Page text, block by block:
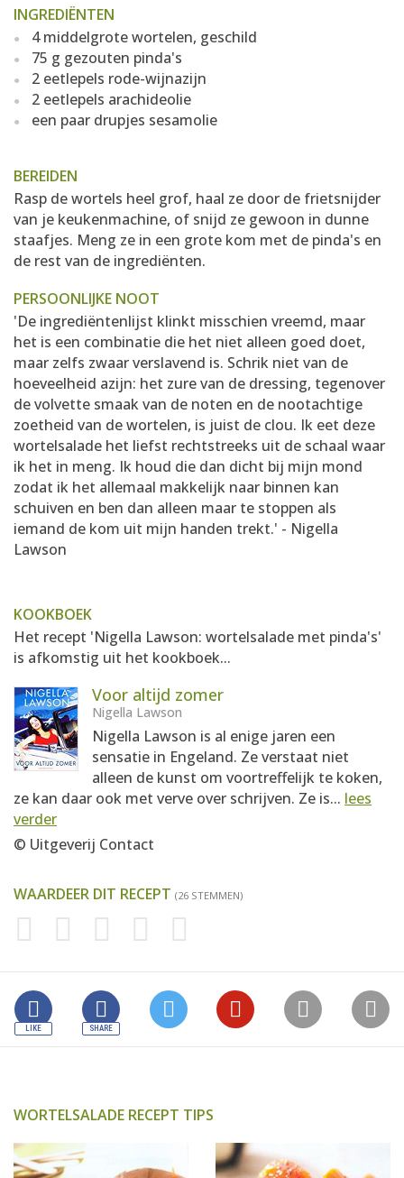
INGREDIËNTEN
4 middelgrote wortelen, geschild
75 g gezouten pinda's
2 eetlepels rode-wijnazijn
2 eetlepels arachideolie
een paar drupjes sesamolie
BEREIDEN
Rasp de wortels heel grof, haal ze door de frietsnijder
van je keukenmachine, of snijd ze gewoon in dunne
staafjes. Meng ze in een grote kom met de pinda's en
de rest van de ingrediënten.
PERSOONLIJKE NOOT
'De ingrediëntenlijst klinkt misschien vreemd, maar
het is een combinatie die het niet alleen goed doet,
maar zelfs zwaar verslavend is. Schrik niet van de
hoeveelheid azijn: het zure van de dressing, tegenover
de volvette smaak van de noten en de nootachtige
zoetheid van de wortelen, is juist de clou. Ik eet deze
wortelsalade het liefst rechtstreeks uit de schaal waar
ik het in meng. Ik houd die dan dicht bij mijn mond
zodat ik het allemaal makkelijk naar binnen kan
schuiven en ben dan alleen maar te stoppen als
iemand de kom uit mijn handen trekt.' - Nigella
Lawson
KOOKBOEK
Het recept 'Nigella Lawson: wortelsalade met pinda's'
is afkomstig uit het kookboek...
Voor altijd zomer
Nigella Lawson
Nigella Lawson is al enige jaren een
sensatie in Engeland. Ze verstaat niet
alleen de kunst om voortreffelijk te koken,
ze kan daar ook met verve over schrijven. Ze is... lees
verder
© Uitgeverij Contact
WAARDEER DIT RECEPT (26 STEMMEN)
WORTELSALADE RECEPT TIPS